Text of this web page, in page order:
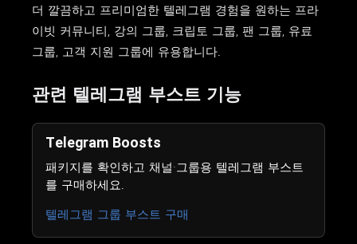
더 깔끔하고 프리미엄한 텔레그램 경험을 원하는 프라
이빗 커뮤니티, 강의 그룹, 크립토 그룹, 팬 그룹, 유료
그룹, 고객 지원 그룹에 유용합니다.
관련 텔레그램 부스트 기능
Telegram Boosts
패키지를 확인하고 채널·그룹용 텔레그램 부스트
를 구매하세요.
텔레그램 그룹 부스트 구매